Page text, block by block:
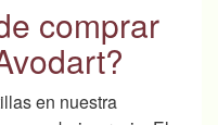
comprar
en nuestra